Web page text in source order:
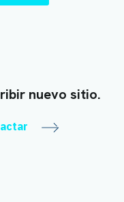
nuevo sitio.